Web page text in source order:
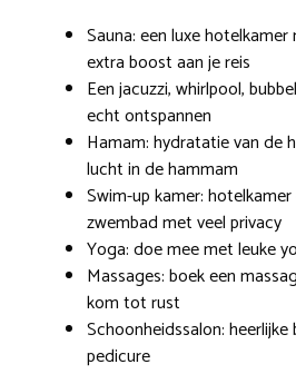
Sauna: een luxe
extra boost aan je reis
Een jacuzzi, whirlpool,
echt ontspannen
Hamam: hydratatie van de
lucht in de hammam
Swim-up kamer:
zwembad met veel privacy
Yoga: doe mee met leuke
Massages: boek een
kom tot rust
Schoonheidssalon:
pedicure